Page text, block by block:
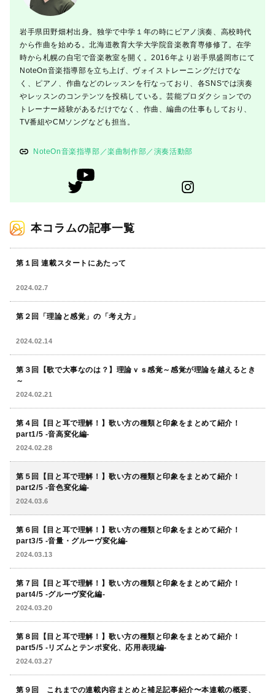
岩手県田野畑村出身。独学で中学１年の時にピアノ演奏、高校時代
から作曲を始める。北海道教育大学大学院音楽教育専修修了。在学
時から札幌の自宅で音楽教室を開く。2016年より岩手県盛岡市にて
NoteOn音楽指導部を立ち上げ、ヴォイストレーニングだけでな
く、ピアノ、作曲などのレッスンを行なっており、各SNSでは演奏
やレッスンのコンテンツを投稿している。芸能プロダクションでの
トレーナー経験があるだけでなく、作曲、編曲の仕事もしており、
TV番組やCMソングなども担当。
NoteOn音楽指導部／楽曲制作部／演奏活動部
本コラムの記事一覧
第１回 連載スタートにあたって
2024.02.7
第２回「理論と感覚」の「考え方」
2024.02.14
第３回【歌で大事なのは？】理論ｖｓ感覚～感覚が理論を越えるとき
～
2024.02.21
第４回【目と耳で理解！】歌い方の種類と印象をまとめて紹介！
part1/5 -音高変化編-
2024.02.28
第５回【目と耳で理解！】歌い方の種類と印象をまとめて紹介！
part2/5 -音色変化編-
2024.03.6
第６回【目と耳で理解！】歌い方の種類と印象をまとめて紹介！
part3/5 -音量・グルーヴ変化編-
2024.03.13
第７回【目と耳で理解！】歌い方の種類と印象をまとめて紹介！
part4/5 -グルーヴ変化編-
2024.03.20
第８回【目と耳で理解！】歌い方の種類と印象をまとめて紹介！
part5/5 -リズムとテンポ変化、応用表現編-
2024.03.27
第９回 これまでの連載内容まとめと補足記事紹介〜本連載の概要、